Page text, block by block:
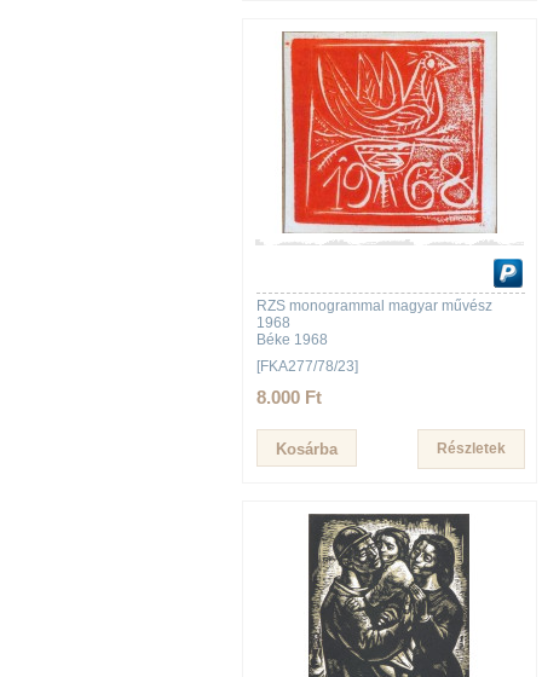
RZS monogrammal magyar művész
1968
Béke 1968
[FKA277/78/23]
8.000 Ft
Részletek